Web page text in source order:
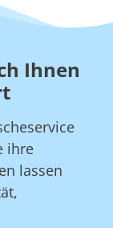
Ihnen
ihre
lassen